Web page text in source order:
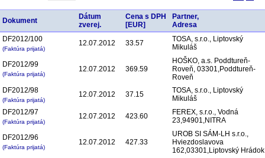
Dokument
Dátum
zverej.
Cena s DPH
[EUR]
Partner,
Adresa
DF2012/100
(Faktúra prijatá)
12.07.2012 33.57
TOSA, s.r.o., Liptovský
Mikuláš
DF2012/99
(Faktúra prijatá)
12.07.2012 369.59
HOŠKO, a.s. Poddtureň-
Roveň, 03301,Poddtureň-
Roveň
DF2012/98
(Faktúra prijatá)
12.07.2012 37.15
TOSA, s.r.o., Liptovský
Mikuláš
DF2012/97
(Faktúra prijatá)
12.07.2012 423.60
FEREX, s.r.o., Vodná
23,94901,NITRA
DF2012/96
(Faktúra prijatá)
12.07.2012 427.33
UROB SI SÁM-LH s.r.o.,
Hviezdoslavova
162,03301,Liptovský Hrádok